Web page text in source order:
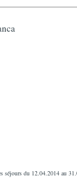
séjours du 12.04.2014 au